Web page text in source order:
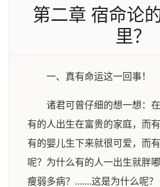
第二章 宿命论
里？
一、真有命运这一回事！
诸君可曾仔细的想一想：
有的人出生在富贵的家庭，而
有的婴儿生下来就很可爱，而
呢？为什么有的人一出生就胖
瘦弱多病？.......这是为什么呢？